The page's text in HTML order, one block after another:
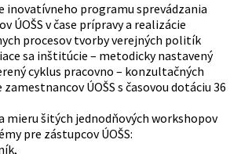
inovatívneho programu sprevádzania
ÚOŠS v čase prípravy a realizácie
procesov tvorby verejných politík
sa inštitúcie – metodicky nastavený
cyklus pracovno – konzultačných
ÚOŠS s časovou dotáciu 36
mieru šitých jednodňových workshopov
pre zástupcov ÚOŠS: